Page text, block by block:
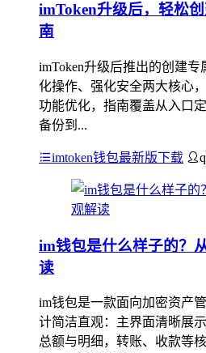
imToken升级后，轻松
南
imToken升级后推出的创建
化操作、强化安全两大核心
功能优化，指南覆盖从入口
备份到...
imtoken钱包最新版下载
im钱包是什么样子的？
读
im钱包是一款面向加密资产
计简洁直观：主界面清晰展
总额与明细，转账、收款等